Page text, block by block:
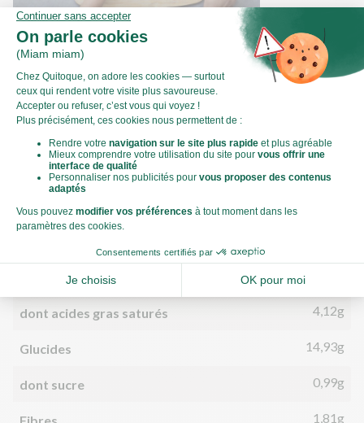
Comment préparer le chou pak choï ?
Valeurs nutritionnelles
Par personne Pour 100g
Énergie (kJ)
Matières grasses
dont acides gras saturés 4,12g
Glucides 14,93g
dont sucre 0,99g
1,81g